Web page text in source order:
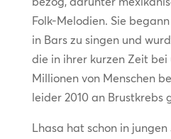
Folk-Melodien. Sie
in Bars zu singen und
die in ihrer kurzen Zeit bei
Millionen von Menschen
leider 2010 an Brustkrebs
Lhasa hat schon in jungen